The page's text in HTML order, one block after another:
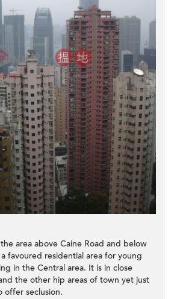
area above Caine Road and below
favoured residential area for young
in the Central area. It is in close
the other hip areas of town yet just
offer seclusion.